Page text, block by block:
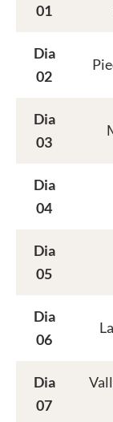
01
Dia
02
Dia
03
Dia
04
Dia
05
Dia
06
Dia
07